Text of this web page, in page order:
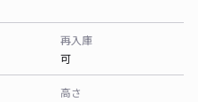
再入庫
可
高さ